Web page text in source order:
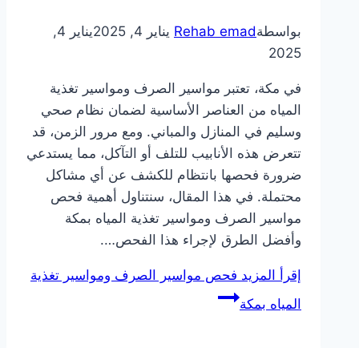
بواسطةRehab emad يناير 4, 2025
يناير 4,
2025
في مكة، تعتبر مواسير الصرف ومواسير تغذية
المياه من العناصر الأساسية لضمان نظام صحي
وسليم في المنازل والمباني. ومع مرور الزمن، قد
تتعرض هذه الأنابيب للتلف أو التآكل، مما يستدعي
ضرورة فحصها بانتظام للكشف عن أي مشاكل
محتملة. في هذا المقال، سنتناول أهمية فحص
مواسير الصرف ومواسير تغذية المياه بمكة
وأفضل الطرق لإجراء هذا الفحص….
إقرأ المزيد فحص مواسير الصرف ومواسير تغذية
المياه بمكة